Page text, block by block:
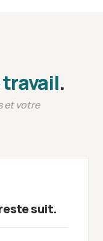
travail.
et votre
suit.